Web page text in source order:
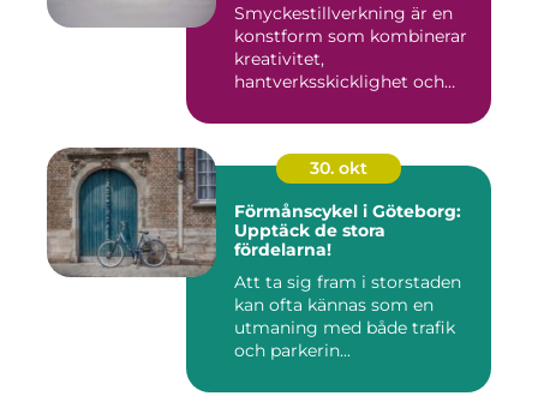
Smyckestillverkning är en
konstform som kombinerar
kreativitet,
hantverksskicklighet och
30. okt
Förmånscykel i Göteborg:
Upptäck de stora
fördelarna!
Att ta sig fram i storstaden
kan ofta kännas som en
utmaning med både trafik
och parkerin...